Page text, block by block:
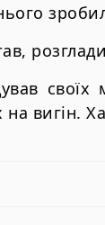
на вигін.